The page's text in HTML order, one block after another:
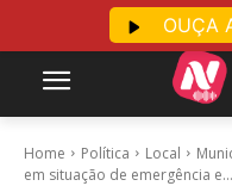
Home Política Local
em situação de emergência e...
OUÇA